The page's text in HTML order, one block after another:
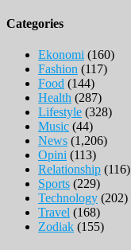
Categories
Ekonomi (160)
Fashion (117)
Food (144)
Health (287)
Lifestyle (328)
Music (44)
News (1,206)
Opini (113)
Relationship (116)
Sports (229)
Technology (202)
Travel (168)
Zodiak (155)